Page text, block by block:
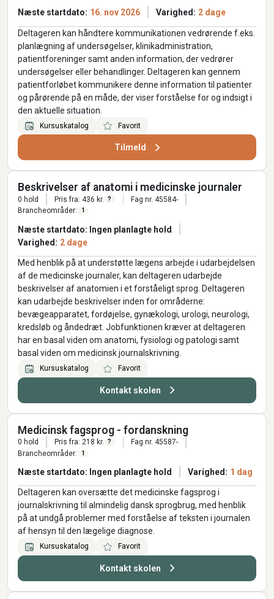
Næste startdato: 16. nov 2026 Varighed: 2 dage
Deltageren kan håndtere kommunikationen vedrørende f.eks.
planlægning af undersøgelser, klinikadministration,
patientforeninger samt anden information, der vedrører
undersøgelser eller behandlinger. Deltageren kan gennem
patientforløbet kommunikere denne information til patienter
og pårørende på en måde, der viser forståelse for og indsigt i
den aktuelle situation.
Kursuskatalog Favorit
Tilmeld
Beskrivelser af anatomi i medicinske journaler
0 hold Pris fra: 436 kr. ?
Fag nr. 45584-
Brancheområder:
1
Næste startdato: Ingen planlagte hold
Varighed: 2 dage
Med henblik på at understøtte lægens arbejde i udarbejdelsen
af de medicinske journaler, kan deltageren udarbejde
beskrivelser af anatomien i et forståeligt sprog. Deltageren
kan udarbejde beskrivelser inden for områderne:
bevægeapparatet, fordøjelse, gynækologi, urologi, neurologi,
kredsløb og åndedræt. Jobfunktionen kræver at deltageren
har en basal viden om anatomi, fysiologi og patologi samt
basal viden om medicinsk journalskrivning.
Kursuskatalog Favorit
Kontakt skolen
Medicinsk fagsprog - fordanskning
0 hold Pris fra: 218 kr. ?
Fag nr. 45587-
Brancheområder:
1
Næste startdato: Ingen planlagte hold Varighed: 1 dag
Deltageren kan oversætte det medicinske fagsprog i
journalskrivning til almindelig dansk sprogbrug, med henblik
på at undgå problemer med forståelse af teksten i journalen
af hensyn til den lægelige diagnose.
Kursuskatalog Favorit
Kontakt skolen